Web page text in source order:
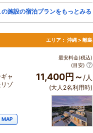
の施設の宿泊プランをもっとみる
エリア： 沖縄 > 離島
ャ
ゾ
MAP
最安料金(税込)
(目安)
11,400円～ /人
(大人2名利用時)